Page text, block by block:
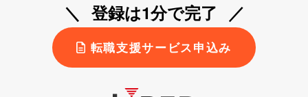
登録は1分で完了
転職支援サービス申込み